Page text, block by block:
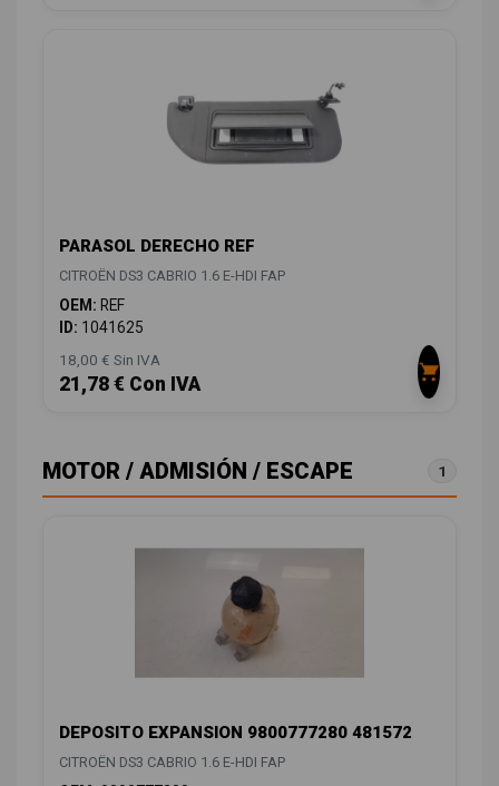
PARASOL DERECHO REF
CITROËN DS3 CABRIO 1.6 E-HDI FAP
OEM: REF
ID: 1041625
18,00 € Sin IVA
21,78 € Con IVA
MOTOR / ADMISIÓN / ESCAPE 1
DEPOSITO EXPANSION 9800777280 481572
CITROËN DS3 CABRIO 1.6 E-HDI FAP